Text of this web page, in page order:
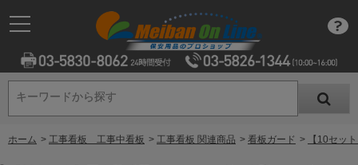
キーワードから探す
キーワードから探す
ホーム > 工事看板 工事中看板 > 工事看板 関連商品 > 看板ガード > 【10セッ